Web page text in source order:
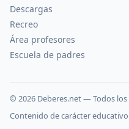
Descargas
Recreo
Área profesores
Escuela de padres
© 2026 Deberes.net — Todos
Contenido de carácter